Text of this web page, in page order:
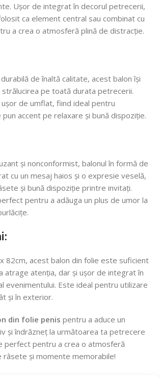
Ușor de integrat în decorul petrecerii,
ca element central sau combinat cu
a crea o atmosferă plină de distracție.
de înaltă calitate, acest balon își
strălucirea pe toată durata petrecerii.
de umflat, fiind ideal pentru
accent pe relaxare și bună dispoziție.
și nonconformist, balonul în formă de
cu un mesaj haios și o expresie veselă,
și bună dispoziție printre invitați.
pentru a adăuga un plus de umor la
82cm, acest balon din folie este suficient
atrage atenția, dar și ușor de integrat în
evenimentului. Este ideal pentru utilizare
și în exterior.
din folie penis pentru a aduce un
și îndrăzneț la următoarea ta petrecere
perfect pentru a crea o atmosferă
râsete și momente memorabile!